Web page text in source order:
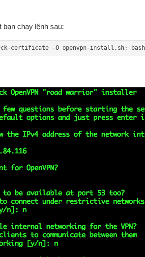
bạn chạy lệnh sau:
certificate -O openvpn-install.sh;